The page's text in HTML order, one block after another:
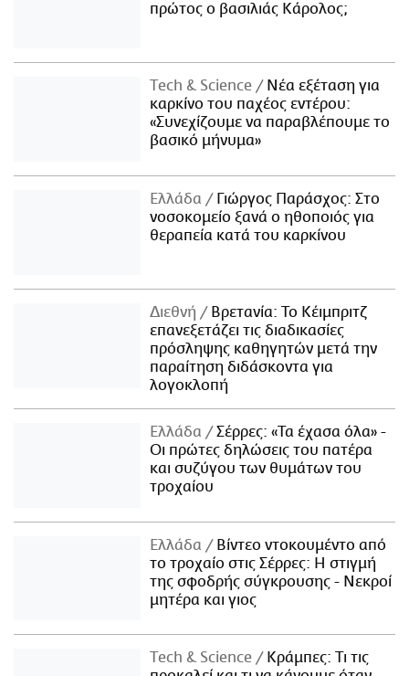
πρώτος ο βασιλιάς Κάρολος;
Τech & Science
Νέα εξέταση για
καρκίνο του παχέος εντέρου:
«Συνεχίζουμε να παραβλέπουμε το
βασικό μήνυμα»
Ελλάδα
Γιώργος Παράσχος: Στο
νοσοκομείο ξανά ο ηθοποιός για
θεραπεία κατά του καρκίνου
Διεθνή
Βρετανία: Το Κέιμπριτζ
επανεξετάζει τις διαδικασίες
πρόσληψης καθηγητών μετά την
παραίτηση διδάσκοντα για
λογοκλοπή
Ελλάδα
Σέρρες: «Τα έχασα όλα» -
Οι πρώτες δηλώσεις του πατέρα
και συζύγου των θυμάτων του
τροχαίου
Ελλάδα
Βίντεο ντοκουμέντο από
το τροχαίο στις Σέρρες: Η στιγμή
της σφοδρής σύγκρουσης - Νεκροί
μητέρα και γιος
Τech & Science
Κράμπες: Τι τις